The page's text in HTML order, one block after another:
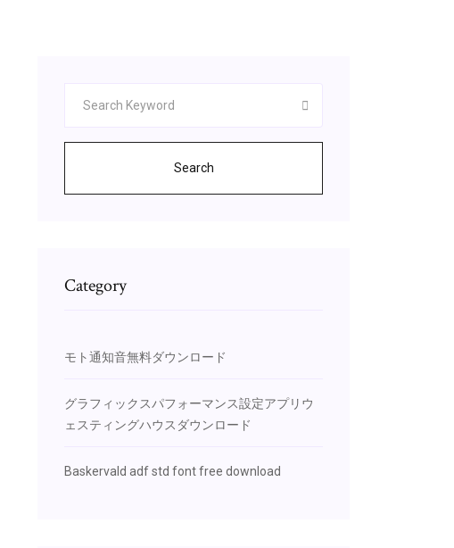
Search
Category
モト通知音無料ダウンロード
グラフィックスパフォーマンス設定アプリウ
ェスティングハウスダウンロード
Baskervald adf std font free download